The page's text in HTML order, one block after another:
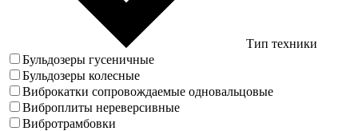
Тип техники
Бульдозеры гусеничные
Бульдозеры колесные
Виброкатки сопровождаемые одновальцовые
Виброплиты нереверсивные
Вибротрамбовки